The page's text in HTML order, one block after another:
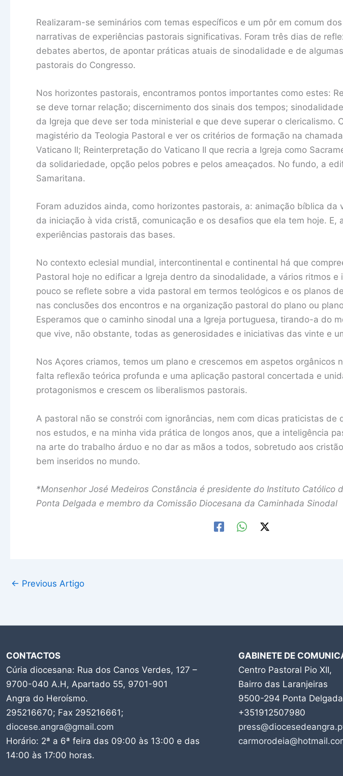
Realizaram-se seminários com temas específicos e um pôr em comum
narrativas de experiências pastorais significativas. Foram três dias de
debates abertos, de apontar práticas atuais de sinodalidade e de
pastorais do Congresso.
Nos horizontes pastorais, encontramos pontos importantes como estes:
se deve tornar relação; discernimento dos sinais dos tempos;
da Igreja que deve ser toda ministerial e que deve superar o clericalismo.
magistério da Teologia Pastoral e ver os critérios de formação na
Vaticano II; Reinterpretação do Vaticano II que recria a Igreja como
da solidariedade, opção pelos pobres e pelos ameaçados. No fundo, a
Samaritana.
Foram aduzidos ainda, como horizontes pastorais, a: animação bíblica da
da iniciação à vida cristã, comunicação e os desafios que ela tem hoje. E,
experiências pastorais das bases.
No contexto eclesial mundial, intercontinental e continental há que
Pastoral hoje no edificar a Igreja dentro da sinodalidade, a vários ritmos e
pouco se reflete sobre a vida pastoral em termos teológicos e os planos
nas conclusões dos encontros e na organização pastoral do plano ou
Esperamos que o caminho sinodal una a Igreja portuguesa, tirando-a do
que vive, não obstante, todas as generosidades e iniciativas das vinte e
Nos Açores criamos, temos um plano e crescemos em aspetos orgânicos
falta reflexão teórica profunda e uma aplicação pastoral concertada e
protagonismos e crescem os liberalismos pastorais.
A pastoral não se constrói com ignorâncias, nem com dicas praticistas de
nos estudos, e na minha vida prática de longos anos, que a inteligência
na arte do trabalho árduo e no dar as mãos a todos, sobretudo aos
bem inseridos no mundo.
*Monsenhor José Medeiros Constância é presidente do Instituto Católico
Ponta Delgada e membro da Comissão Diocesana da Caminhada Sinodal
← Previous Artigo
CONTACTOS
Cúria diocesana: Rua dos Canos Verdes, 127 –
9700-040 A.H, Apartado 55, 9701-901
Angra do Heroísmo.
295216670; Fax 295216661;
diocese.angra@gmail.com
Horário: 2ª a 6ª feira das 09:00 às 13:00 e das
14:00 às 17:00 horas.
GABINETE DE
Centro Pastoral Pio XII,
Bairro das Laranjeiras
9500-294 Ponta Delgada
+351912507980